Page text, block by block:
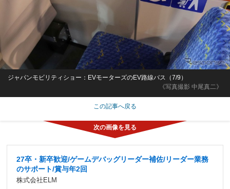
《写真撮影 中尾真二》
ジャパンモビリティショー：EVモーターズのEV路線バス（7/9）
この記事へ戻る
27卒・新卒歓迎/ゲームデバッグリーダー補佐/リーダー業務
のサポート/賞与年2回
株式会社ELM